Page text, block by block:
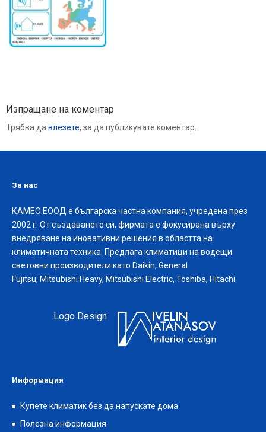
Изпращане на коментар
Трябва да влезете, за да публикувате коментар.
За нас
КАМЕО ЕООД е българска частна компания, учредена през
2002 г. От създаването си, фирмата е фокусирана върху
внедряване на иновативни решения в областта на
климатичната техника. Предлага климатици на водещи
световни производители като Daikin, General
Fujitsu, Mitsubishi Heavy, Mitsubishi Electric, Toshiba, Hitachi.
Logo Design
Информация
Купете климатик без да напускате дома
Полезна информация